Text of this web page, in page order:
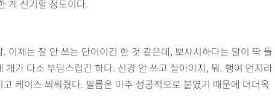
게 신기할 정도이다.
이제는 잘 안 쓰는 단어이긴 한 것 같은데, 뽀샤시하다는 말이 딱 들
개가 다소 부담스럽긴 하다. 신경 안 쓰고 살아야지, 뭐. 행여 먼지라
케이스 씌워줬다. 필름은 아주 성공적으로 붙였기 때문에 더더욱